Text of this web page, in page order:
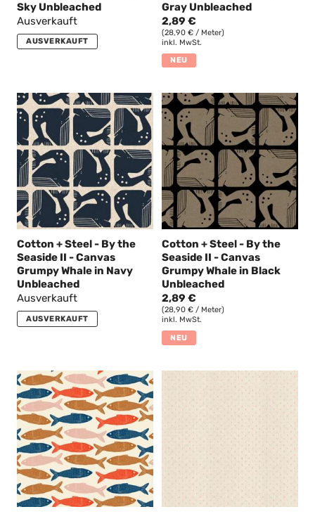
Sky Unbleached
Ausverkauft
AUSVERKAUFT
Gray Unbleached
2,89 €
(28,90 € / Meter)
inkl. MwSt.
NEU
Cotton + Steel - By the
Seaside II - Canvas
Grumpy Whale in Navy
Unbleached
Ausverkauft
AUSVERKAUFT
Cotton + Steel - By the
Seaside II - Canvas
Grumpy Whale in Black
Unbleached
2,89 €
(28,90 € / Meter)
inkl. MwSt.
NEU